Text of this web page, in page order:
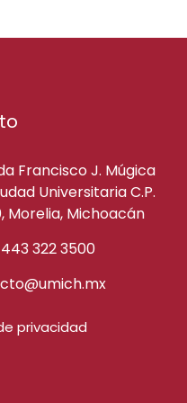
Francisco J. Múgica
Universitaria C.P.
Morelia, Michoacán
322 3500
privacidad